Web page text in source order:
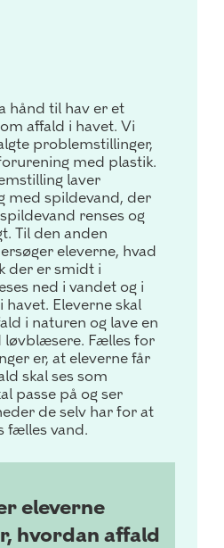
hånd til hav er et
affald i havet. Vi
problemstillinger,
med plastik.
laver
med spildevand, der
renses og
Til den anden
eleverne, hvad
der er smidt i
ned i vandet og i
Eleverne skal
i naturen og lave en
løvblæsere. Fælles for
er, at eleverne får
skal ses som
passe på og ser
de selv har for at
fælles vand.
eleverne
hvordan affald